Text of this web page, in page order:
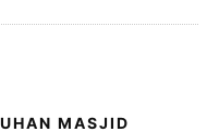
MASJID